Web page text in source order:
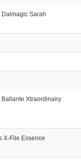
Dalmagic Sarah
Ballante Xtraordinairy
X-File Essence